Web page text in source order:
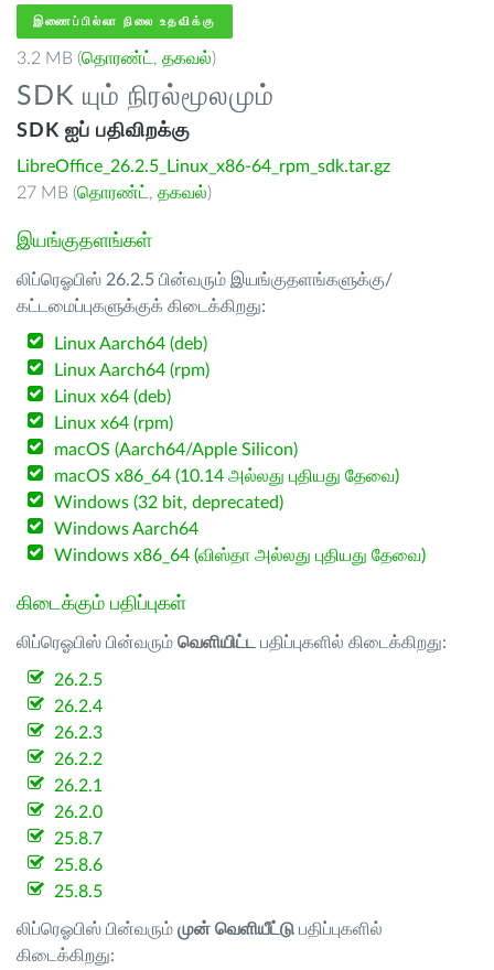
இணைப்பில்லா நிலை உதவிக்கு
3.2 MB (தொரண்ட் , தகவல்)
SDK யும் நிரல்மூலமும்
SDK ஐப் பதிவிறக்கு
LibreOffice_26.2.5_Linux_x86-64_rpm_sdk.tar.gz
27 MB (தொரண்ட் , தகவல்)
இயங்குதளங்கள்
லிப்ரெஓபிஸ் 26.2.5 பின்வரும் இயங்குதளங்களுக்கு/
கட்டமைப்புகளுக்குக் கிடைக்கிறது:
Linux Aarch64 (deb)
Linux Aarch64 (rpm)
Linux x64 (deb)
Linux x64 (rpm)
macOS (Aarch64/Apple Silicon)
macOS x86_64 (10.14 அல்லது புதியது தேவை)
Windows (32 bit, deprecated)
Windows Aarch64
Windows x86_64 (விஸ்தா அல்லது புதியது தேவை)
கிடைக்கும் பதிப்புகள்
லிப்ரெஓபிஸ் பின்வரும் வெளியிட்ட பதிப்புகளில் கிடைக்கிறது:
26.2.5
26.2.4
26.2.3
26.2.2
26.2.1
26.2.0
25.8.7
25.8.6
25.8.5
லிப்ரெஓபிஸ் பின்வரும் முன் வெளியீட்டு பதிப்புகளில்
கிடைக்கிறது: